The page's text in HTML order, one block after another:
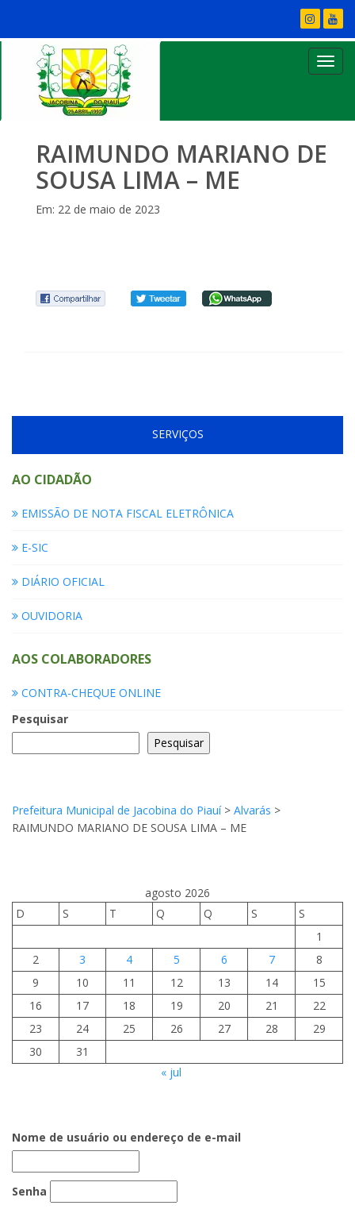
RAIMUNDO MARIANO DE
SOUSA LIMA – ME
Em: 22 de maio de 2023
SERVIÇOS
AO CIDADÃO
EMISSÃO DE NOTA FISCAL ELETRÔNICA
E-SIC
DIÁRIO OFICIAL
OUVIDORIA
AOS COLABORADORES
CONTRA-CHEQUE ONLINE
Pesquisar
Pesquisar
Prefeitura Municipal de Jacobina do Piauí> Alvarás >
RAIMUNDO MARIANO DE SOUSA LIMA – ME
agosto 2026
D
S T Q Q S
S
1
2
3 4 5 6 7
8
9
10 11 12 13 14
15
16
17 18 19 20 21
22
23
24 25 26 27 28
29
30
31
« jul
Nome de usuário ou endereço de e-mail
Senha